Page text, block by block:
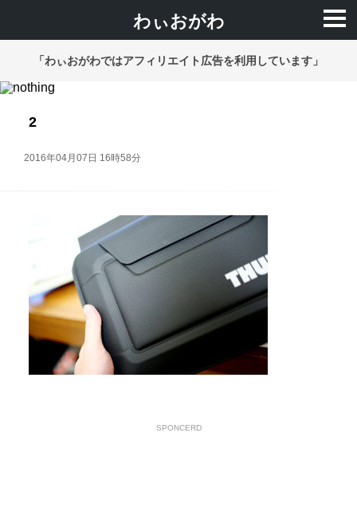
わぃおがわ
「わぃおがわではアフィリエイト広告を利用しています」
2
2016年04月07日 16時58分
SPONCERD